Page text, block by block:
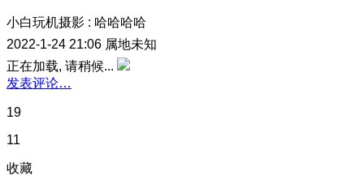
小白玩机摄影 : 哈哈哈哈
2022-1-24 21:06 属地未知
正在加载, 请稍候...
发表评论…
19
11
收藏